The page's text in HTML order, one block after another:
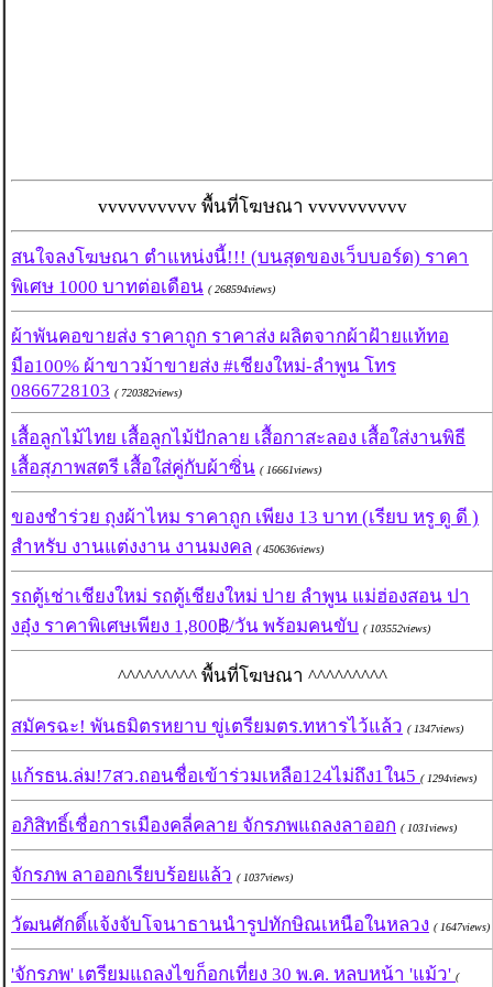
vvvvvvvvvv พื้นที่โฆษณา vvvvvvvvvv
สนใจลงโฆษณา ตำแหน่งนี้!!! (บนสุดของเว็บบอร์ด) ราคา
พิเศษ 1000 บาทต่อเดือน ( 268594views)
ผ้าพันคอขายส่ง ราคาถูก ราคาส่ง ผลิตจากผ้าฝ้ายแท้ทอ
มือ100% ผ้าขาวม้าขายส่ง #เชียงใหม่-ลำพูน โทร
0866728103 ( 720382views)
เสื้อลูกไม้ไทย เสื้อลูกไม้ปักลาย เสื้อกาสะลอง เสื้อใส่งานพิธี
เสื้อสุภาพสตรี เสื้อใส่คู่กับผ้าซิ่น ( 16661views)
ของชำร่วย ถุงผ้าไหม ราคาถูก เพียง 13 บาท (เรียบ หรู ดู ดี )
สำหรับ งานแต่งงาน งานมงคล ( 450636views)
รถตู้เช่าเชียงใหม่ รถตู้เชียงใหม่ ปาย ลำพูน แม่ฮ่องสอน ปา
งอุ๋ง ราคาพิเศษเพียง 1,800฿/วัน พร้อมคนขับ ( 103552views)
^^^^^^^^^ พื้นที่โฆษณา ^^^^^^^^^
สมัครฉะ! พันธมิตรหยาบ ขู่เตรียมตร.ทหารไว้แล้ว ( 1347views)
แก้รธน.ล่ม!7สว.ถอนชื่อเข้าร่วมเหลือ124ไม่ถึง1ใน5 ( 1294views)
อภิสิทธิ์เชื่อการเมืองคลี่คลาย จักรภพแถลงลาออก ( 1031views)
จักรภพ ลาออกเรียบร้อยแล้ว ( 1037views)
วัฒนศักดิ์แจ้งจับโจนาธานนำรูปทักษิณเหนือในหลวง ( 1647views)
'จักรภพ' เตรียมแถลงไขก็อกเที่ยง 30 พ.ค. หลบหน้า 'แม้ว' (